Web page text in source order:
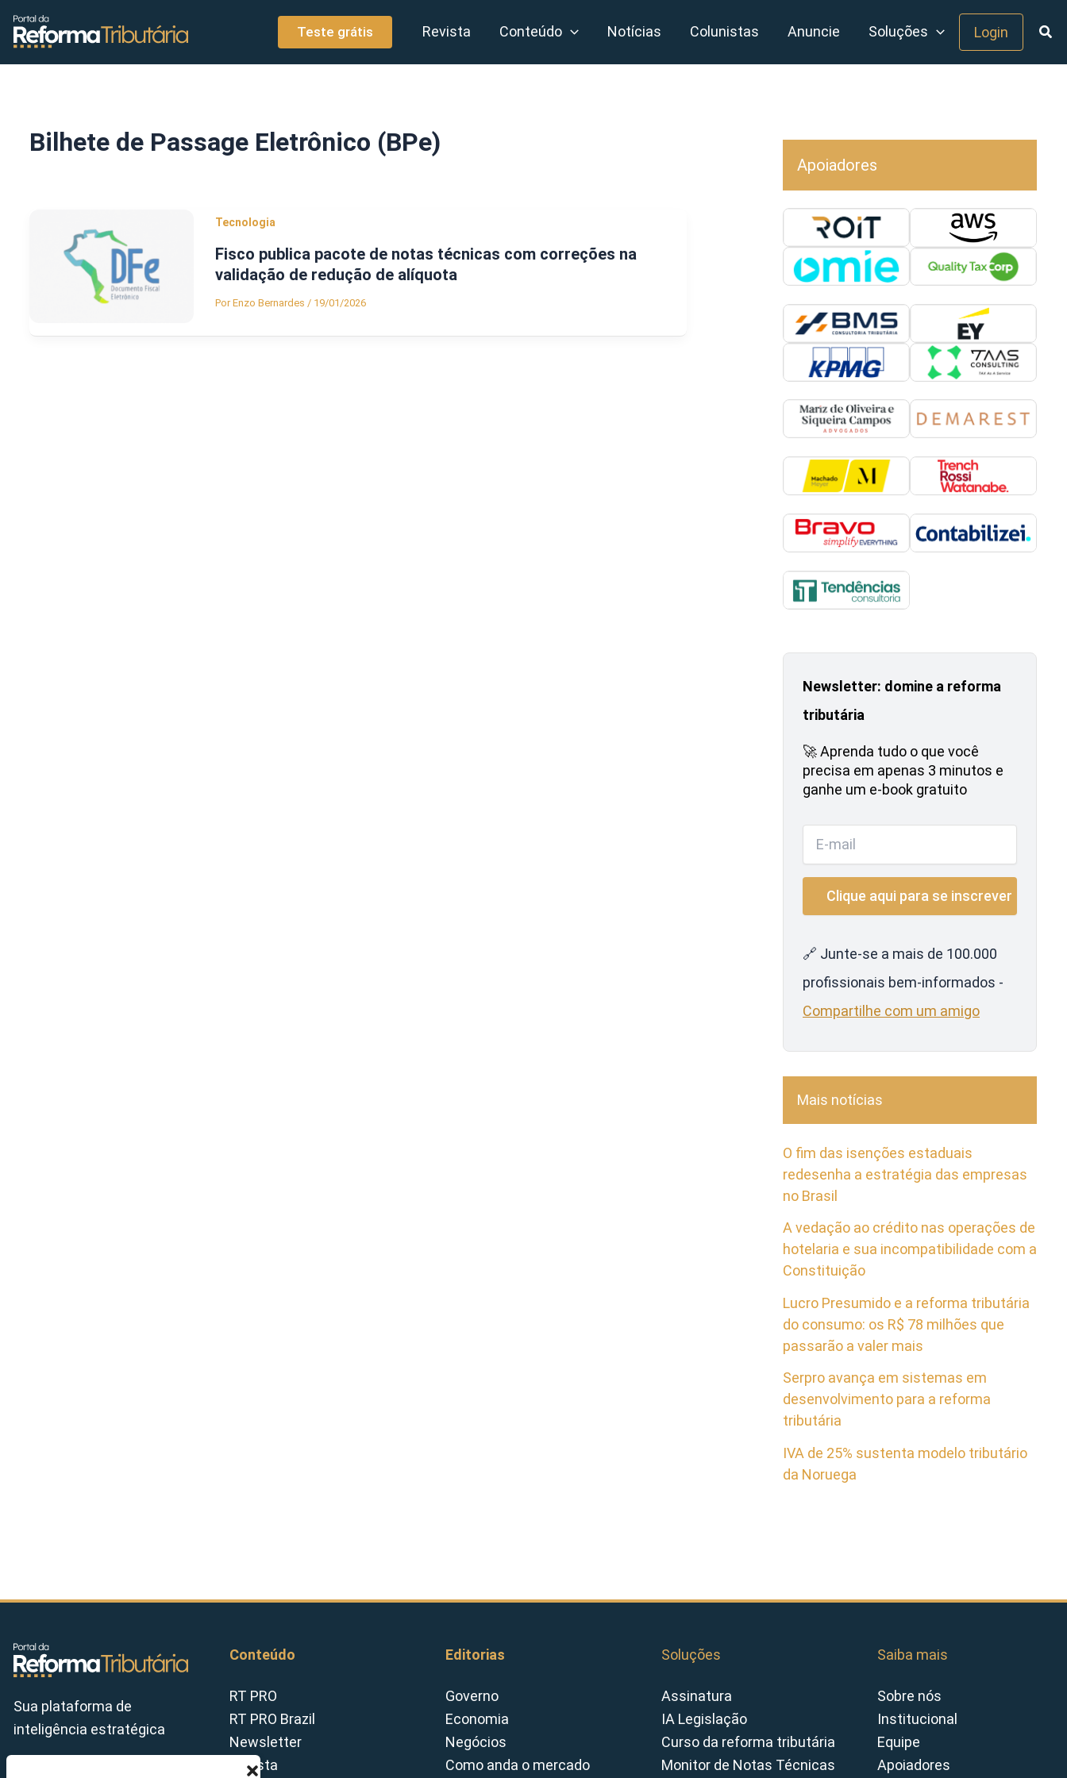
conteúdo
Teste grátis Revista Conteúdo Notícias Colunistas Anuncie Soluções Login
Bilhete de Passage Eletrônico (BPe)
Tecnologia
Fisco publica pacote de notas técnicas com correções na
validação de redução de alíquota
PorEnzo Bernardes / 19/01/2026
Apoiadores
Newsletter: domine a reforma
tributária
🚀 Aprenda tudo o que você
precisa em apenas 3 minutos e
ganhe um e-book gratuito
🔗 Junte-se a mais de 100.000
profissionais bem-informados -
Compartilhe com um amigo
Mais notícias
O fim das isenções estaduais
redesenha a estratégia das empresas
no Brasil
A vedação ao crédito nas operações de
hotelaria e sua incompatibilidade com a
Constituição
Lucro Presumido e a reforma tributária
do consumo: os R$ 78 milhões que
passarão a valer mais
Serpro avança em sistemas em
desenvolvimento para a reforma
tributária
IVA de 25% sustenta modelo tributário
da Noruega
Sua plataforma de
inteligência estratégica
Conteúdo
RT PRO
RT PRO Brazil
Newsletter
Revista
Editorias
Governo
Economia
Negócios
Como anda o mercado
Soluções
Assinatura
IA Legislação
Curso da reforma tributária
Monitor de Notas Técnicas
Saiba mais
Sobre nós
Institucional
Equipe
Apoiadores